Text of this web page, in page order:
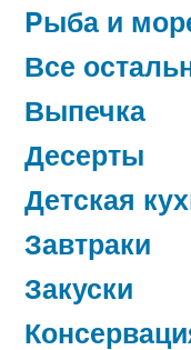
Pыба и
Все
Выпечка
Десерты
Детская
Завтраки
Закуски